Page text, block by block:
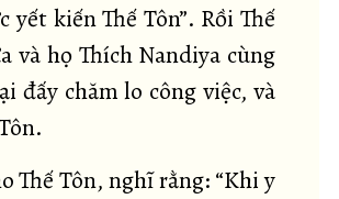
kiến Thế Tôn”. Rồi Thế
và họ Thích Nandiya cùng
đấy chăm lo công việc, và
Thế Tôn, nghĩ rằng: “Khi y